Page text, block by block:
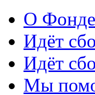
О Фонде
Идёт
Идёт
Мы